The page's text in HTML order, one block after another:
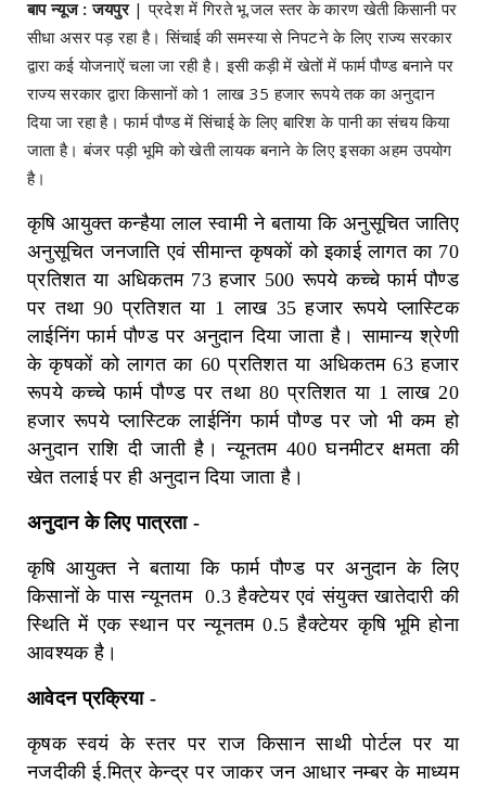
बाप न्यूज : जयपुर| प्रदेश में गिरते भू.जल स्तर के कारण खेती किसानी पर
सीधा असर पड़ रहा है। सिंचाई की समस्या से निपटने के लिए राज्य सरकार
द्वारा कई योजनाऐं चला जा रही है। इसी कड़ी में खेतों में फार्म पौण्ड बनाने पर
राज्य सरकार द्वारा किसानों को 1 लाख 35 हजार रूपये तक का अनुदान
दिया जा रहा है। फार्म पौण्ड में सिंचाई के लिए बारिश के पानी का संचय किया
जाता है। बंजर पड़ी भूमि को खेती लायक बनाने के लिए इसका अहम उपयोग
है।
कृषि आयुक्त कन्हैया लाल स्वामी ने बताया कि अनुसूचित जातिए
अनुसूचित जनजाति एवं सीमान्त कृषकों को इकाई लागत का 70
प्रतिशत या अधिकतम 73 हजार 500 रूपये कच्चे फार्म पौण्ड
पर तथा 90 प्रतिशत या 1 लाख 35 हजार रूपये प्लास्टिक
लाईनिंग फार्म पौण्ड पर अनुदान दिया जाता है। सामान्य श्रेणी
के कृषकों को लागत का 60 प्रतिशत या अधिकतम 63 हजार
रूपये कच्चे फार्म पौण्ड पर तथा 80 प्रतिशत या 1 लाख 20
हजार रूपये प्लास्टिक लाईनिंग फार्म पौण्ड पर जो भी कम हो
अनुदान राशि दी जाती है। न्यूनतम 400 घनमीटर क्षमता की
खेत तलाई पर ही अनुदान दिया जाता है।
अनुदान के लिए पात्रता -
कृषि आयुक्त ने बताया कि फार्म पौण्ड पर अनुदान के लिए
किसानों के पास न्यूनतम
0.3 हैक्टेयर एवं संयुक्त खातेदारी की
स्थिति में एक स्थान पर न्यूनतम 0.5 हैक्टेयर कृषि भूमि होना
आवश्यक है।
आवेदन प्रक्रिया -
कृषक स्वयं के स्तर पर राज किसान साथी पोर्टल पर या
नजदीकी ई.मित्र केन्द्र पर जाकर जन आधार नम्बर के माध्यम